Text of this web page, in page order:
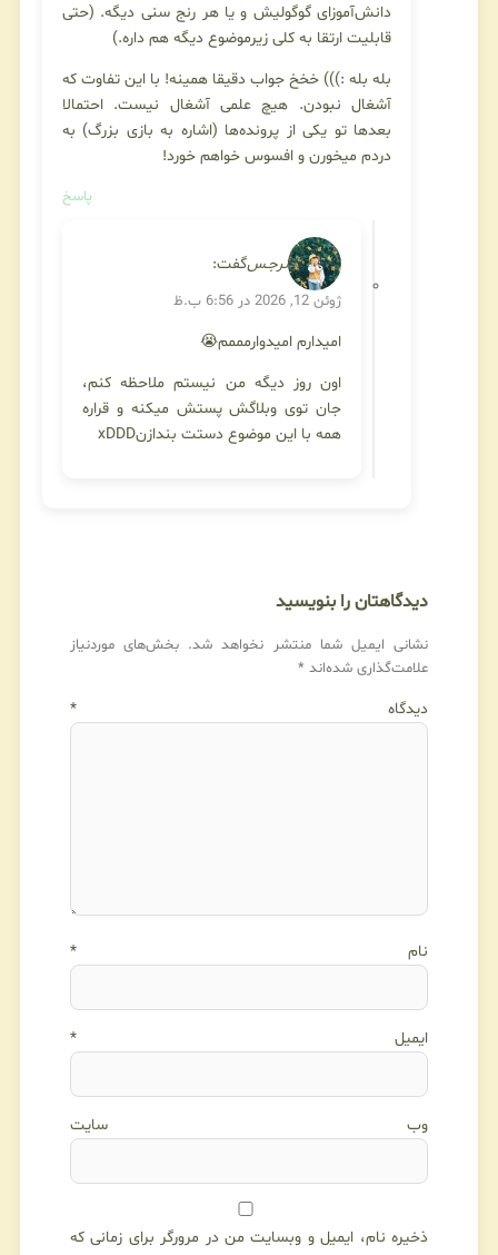
دانش‌آموزای گوگولیش و یا هر رنج سنی دیگه. (حتی
قابلیت ارتقا به کلی زیرموضوع دیگه هم داره.)
بله بله :))) خخخ جواب دقیقا همینه! با این تفاوت که
آشغال نبودن. هیچ علمی آشغال نیست. احتمالا
بعدها تو یکی از پرونده‌ها (اشاره به بازی بزرگ) به
دردم میخورن و افسوس خواهم خورد!
پاسخ
نرجـسگفت:
ژوئن 12, 2026 در 6:56 ب.ظ
امیدارم امیدوارمممم😭
اون روز دیگه من نیستم ملاحظه کنم،
جان توی وبلاگش پستش میکنه و قراره
همه با این موضوع دستت بندازنxDDD
دیدگاهتان را بنویسید
نشانی ایمیل شما منتشر نخواهد شد. بخش‌های موردنیاز
علامت‌گذاری شده‌اند *
دیدگاه*
نام*
ایمیل*
وب‌ سایت
ذخیره نام، ایمیل و وبسایت من در مرورگر برای زمانی که